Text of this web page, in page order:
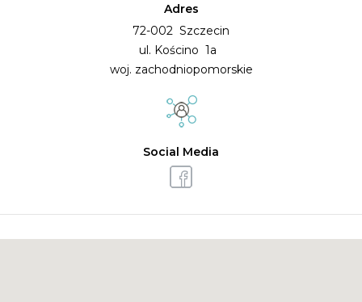
Adres
72-002 Szczecin
ul. Kościno 1a
woj. zachodniopomorskie
Social Media